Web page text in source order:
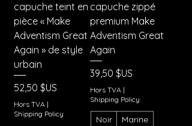
capuche teint en
pièce « Make
Adventism Great
Again » de style
urbain
Prix
52,50 $US
Hors TVA |
Shipping Policy
capuche zippé
premium Make
Adventism Great
Again
Prix
39,50 $US
Hors TVA |
Shipping Policy
Noir
Marine